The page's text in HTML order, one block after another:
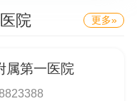
院 更多»
属第一医院